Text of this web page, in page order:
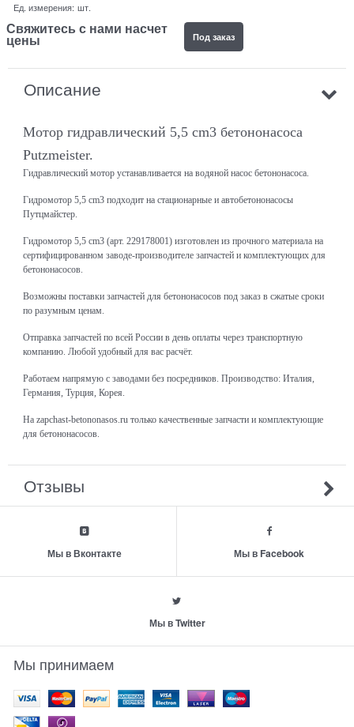
Ед. измерения: шт.
Свяжитесь с нами насчет
цены Под заказ
Описание
Мотор гидравлический 5,5 cm3 бетононасоса
Putzmeister.
Гидравлический мотор устанавливается на водяной насос бетононасоса.
Гидромотор 5,5 cm3 подходит на стационарные и автобетононасосы
Путцмайстер.
Гидромотор 5,5 cm3 (арт. 229178001) изготовлен из прочного материала на
сертифицированном заводе-производителе запчастей и комплектующих для
бетононасосов.
Возможны поставки запчастей для бетононасосов под заказ в сжатые сроки
по разумным ценам.
Отправка запчастей по всей России в день оплаты через транспортную
компанию. Любой удобный для вас расчёт.
Работаем напрямую с заводами без посредников. Производство: Италия,
Германия, Турция, Корея.
На zapchast-betononasos.ru только качественные запчасти и комплектующие
для бетононасосов.
Отзывы
Мы в Вконтакте Мы в Facebook
Мы в Twitter
Мы принимаем